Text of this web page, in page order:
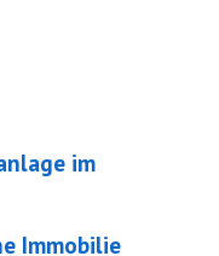
im
Immobilie